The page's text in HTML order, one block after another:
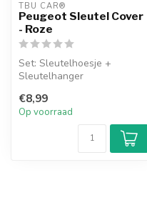
TBU CAR®
Peugeot Sleutel Cover
- Roze
Set: Sleutelhoesje +
Sleutelhanger
€8,99
Op voorraad